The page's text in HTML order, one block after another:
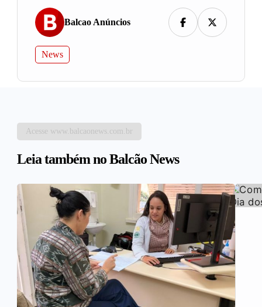
Balcao Anúncios
News
Acesse www.balcaonews.com.br
Leia também no Balcão News